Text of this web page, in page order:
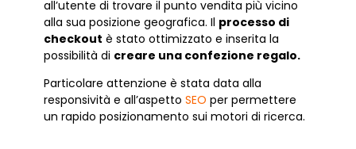
all’utente di trovare il punto vendita più vicino
alla sua posizione geografica. Il processo di
checkout è stato ottimizzato e inserita la
possibilità di creare una confezione regalo.
Particolare attenzione è stata data alla
responsività e all’aspetto SEO per permettere
un rapido posizionamento sui motori di ricerca.